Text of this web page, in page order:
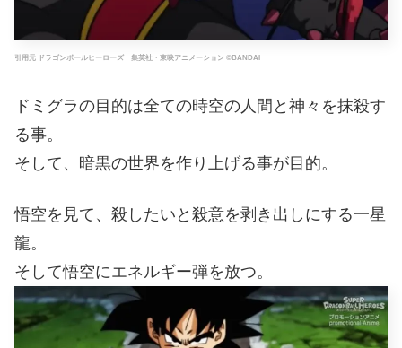
引用元 ドラゴンボールヒーローズ 集英社・東映アニメーション ©BANDAI
ドミグラの目的は全ての時空の人間と神々を抹殺す
る事。
そして、暗黒の世界を作り上げる事が目的。
悟空を見て、殺したいと殺意を剥き出しにする一星
龍。
そして悟空にエネルギー弾を放つ。